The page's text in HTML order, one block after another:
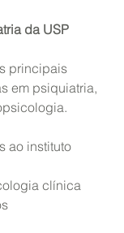
da USP
principais
em psiquiatria,
ao instituto
clínica